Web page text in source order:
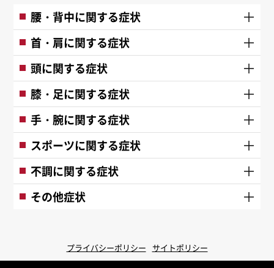
腰・背中に関する症状
首・肩に関する症状
頭に関する症状
膝・足に関する症状
手・腕に関する症状
スポーツに関する症状
不調に関する症状
その他症状
プライバシーポリシー サイトポリシー